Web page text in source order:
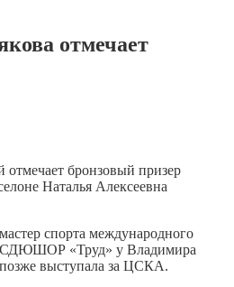
отмечает
бронзовый призер
Наталья Алексеевна
спорта международного
СДЮШОР «Труд» у Владимира
выступала за ЦСКА.